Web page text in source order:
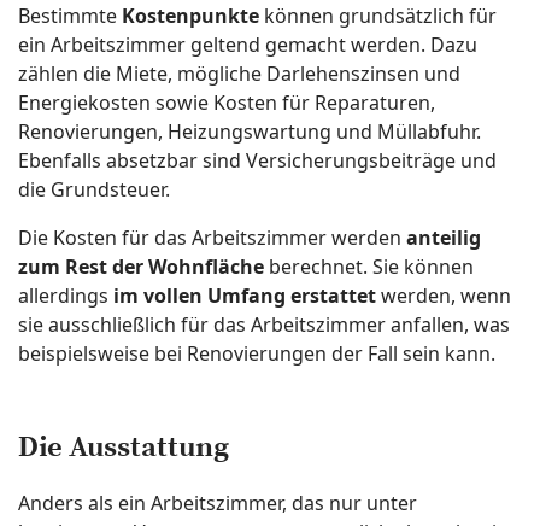
Bestimmte Kostenpunkte können grundsätzlich für
ein Arbeitszimmer geltend gemacht werden. Dazu
zählen die Miete, mögliche Darlehenszinsen und
Energiekosten sowie Kosten für Reparaturen,
Renovierungen, Heizungswartung und Müllabfuhr.
Ebenfalls absetzbar sind Versicherungsbeiträge und
die Grundsteuer.
Die Kosten für das Arbeitszimmer werden anteilig
zum Rest der Wohnfläche berechnet. Sie können
allerdings im vollen Umfang erstattetwerden, wenn
sie ausschließlich für das Arbeitszimmer anfallen, was
beispielsweise bei Renovierungen der Fall sein kann.
Die Ausstattung
Anders als ein Arbeitszimmer, das nur unter